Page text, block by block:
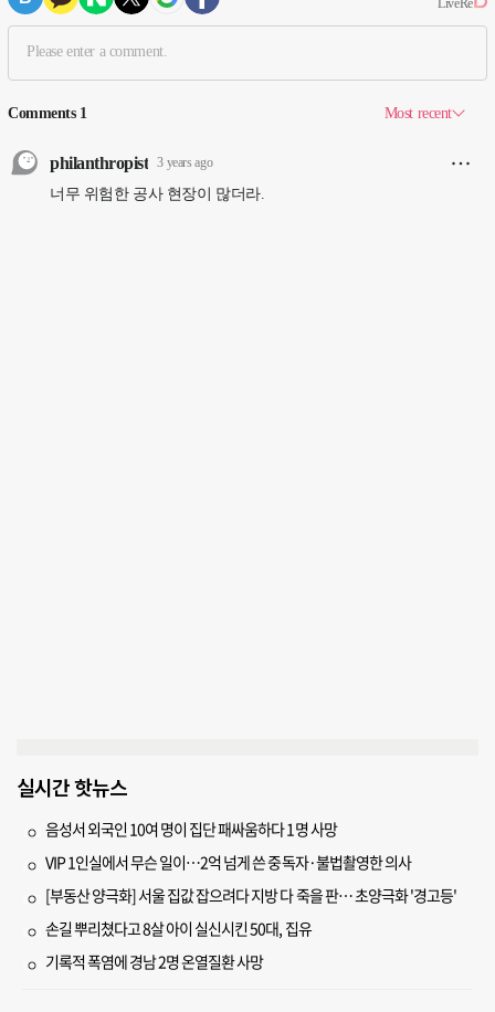
실시간 핫뉴스
음성서 외국인 10여 명이 집단 패싸움하다 1명 사망
VIP 1인실에서 무슨 일이…2억 넘게 쓴 중독자·불법촬영한 의사
[부동산 양극화] 서울 집값 잡으려다 지방 다 죽을 판… 초양극화 '경고등'
손길 뿌리쳤다고 8살 아이 실신시킨 50대, 집유
기록적 폭염에 경남 2명 온열질환 사망